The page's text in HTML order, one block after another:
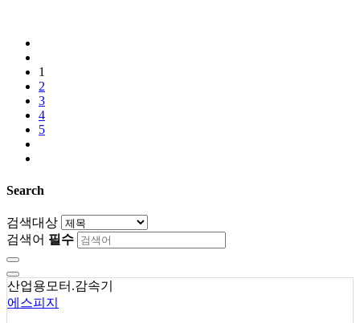
1
2
3
4
5
Search
검색대상
검색어 필수
산업용모터.감속기
에스피지